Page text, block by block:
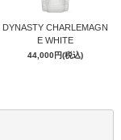
DYNASTY CHARLEMAGN
E WHITE
44,000円(税込)